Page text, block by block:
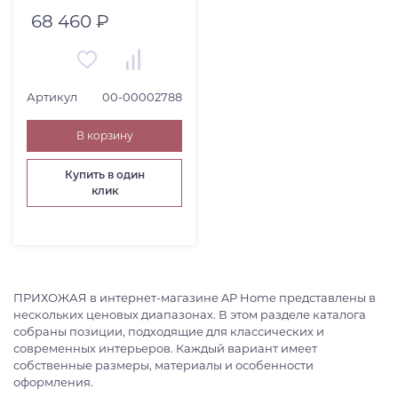
68 460 ₽
Артикул 00-00002788
В корзину
Купить в один
клик
ПРИХОЖАЯ в интернет-магазине AP Home представлены в
нескольких ценовых диапазонах. В этом разделе каталога
собраны позиции, подходящие для классических и
современных интерьеров. Каждый вариант имеет
собственные размеры, материалы и особенности
оформления.